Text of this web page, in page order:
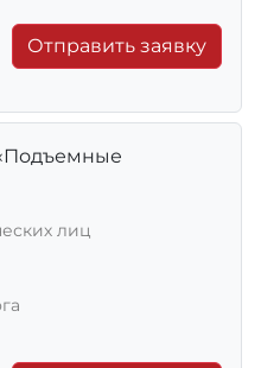
Отправить заявку
лиц